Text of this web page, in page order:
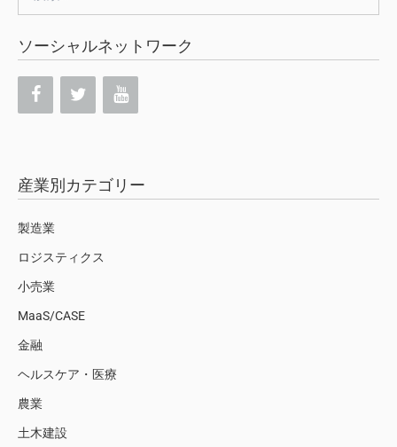
索:
ソーシャルネットワーク
産業別カテゴリー
製造業
ロジスティクス
小売業
MaaS/CASE
金融
ヘルスケア・医療
農業
土木建設